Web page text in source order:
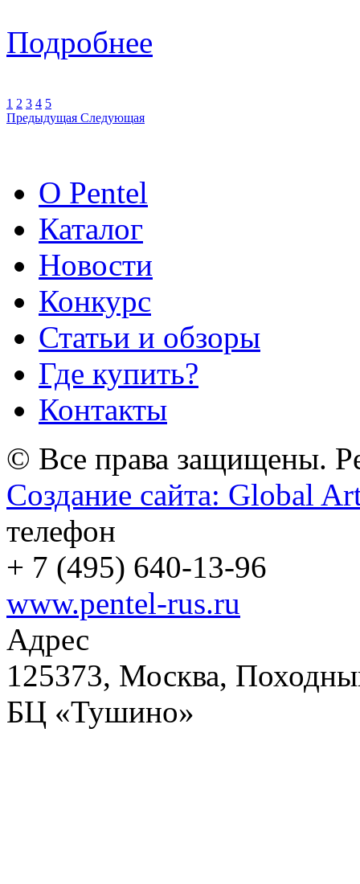
Подробнее
1 2 3 4 5
Предыдущая Следующая
О Pentel
Каталог
Новости
Конкурс
Статьи и обзоры
Где купить?
Контакты
© Все права защищены.
Создание сайта: Global
телефон
+ 7 (495) 640-13-96
www.pentel-rus.ru
Адрес
125373, Москва,
БЦ «Тушино»